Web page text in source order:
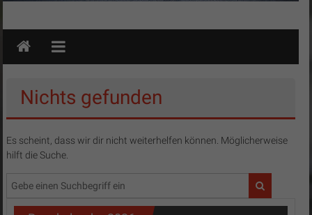
CN
Racing
GmbH
Camaro-
Tuning
–
Nichts gefunden
Es scheint, dass wir dir nicht weiterhelfen können. Möglicherweise
hilft die Suche.